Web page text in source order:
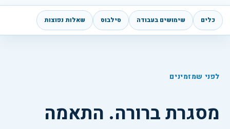
כלים שימושים בעבודה סילבוס שאלות נפוצות
לפני שמזמינים
מסגרת ברורה. התאמה